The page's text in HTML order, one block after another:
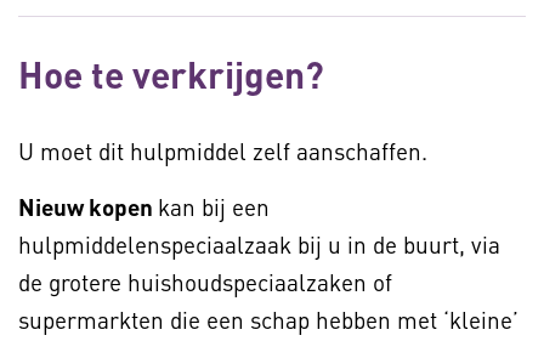
Hoe te verkrijgen?
U moet dit hulpmiddel zelf aanschaffen.
Nieuw kopen kan bij een
hulpmiddelenspeciaalzaak bij u in de buurt, via
de grotere huishoudspeciaalzaken of
supermarkten die een schap hebben met ‘kleine’